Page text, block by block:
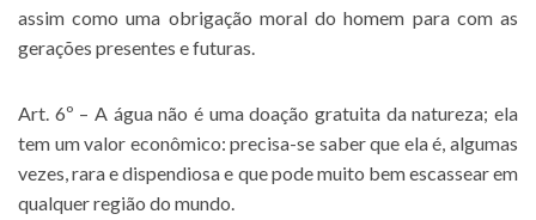
assim como uma obrigação moral do homem para com as
gerações presentes e futuras.
Art. 6º – A água não é uma doação gratuita da natureza; ela
tem um valor econômico: precisa-se saber que ela é, algumas
vezes, rara e dispendiosa e que pode muito bem escassear em
qualquer região do mundo.